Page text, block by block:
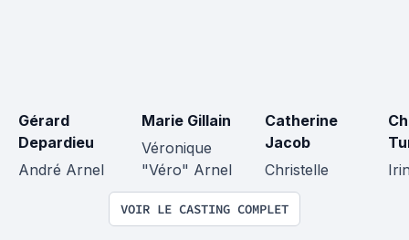
Gérard
Depardieu
André Arnel
Marie Gillain
Véronique
"Véro" Arnel
Catherine
Jacob
Christelle
VOIR LE CASTING COMPLET